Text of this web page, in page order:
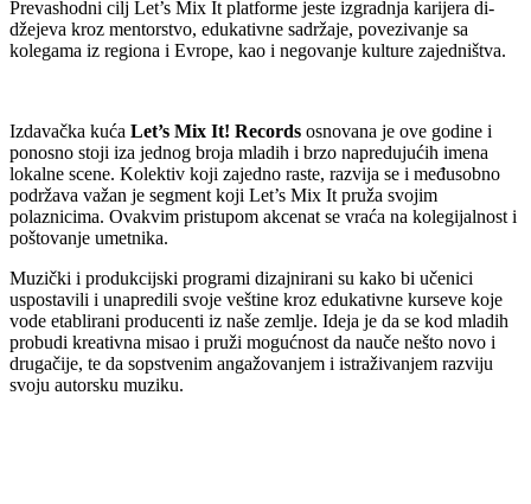
Prevashodni cilj Let’s Mix It platforme jeste izgradnja karijera di-
džejeva kroz mentorstvo, edukativne sadržaje, povezivanje sa
kolegama iz regiona i Evrope, kao i negovanje kulture zajedništva.
Izdavačka kuća Let’s Mix It! Records osnovana je ove godine i
ponosno stoji iza jednog broja mladih i brzo napredujućih imena
lokalne scene. Kolektiv koji zajedno raste, razvija se i međusobno
podržava važan je segment koji Let’s Mix It pruža svojim
polaznicima. Ovakvim pristupom akcenat se vraća na kolegijalnost i
poštovanje umetnika.
Muzički i produkcijski programi dizajnirani su kako bi učenici
uspostavili i unapredili svoje veštine kroz edukativne kurseve koje
vode etablirani producenti iz naše zemlje. Ideja je da se kod mladih
probudi kreativna misao i pruži mogućnost da nauče nešto novo i
drugačije, te da sopstvenim angažovanjem i istraživanjem razviju
svoju autorsku muziku.